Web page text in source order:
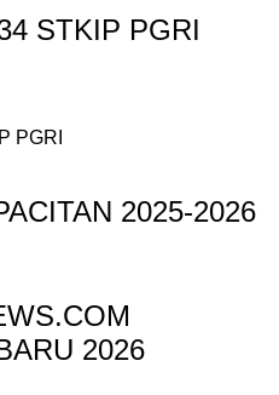
STKIP PGRI
PGRI
2025-2026
2026